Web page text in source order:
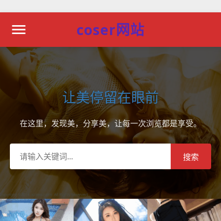
coser网站
让美停留在眼前
在这里，发现美，分享美，让每一次浏览都是享受。
搜索